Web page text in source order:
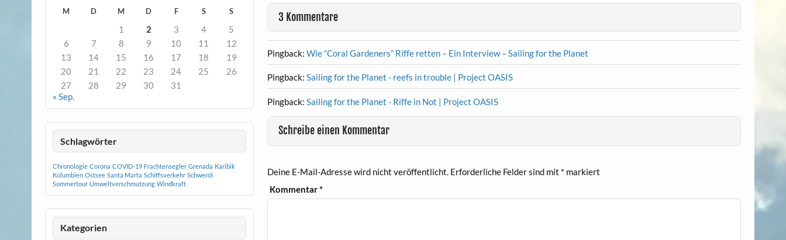
3 Kommentare
Pingback: Wie “Coral Gardeners” Riffe retten – Ein Interview – Sailing for the Planet
Pingback: Sailing for the Planet - reefs in trouble | Project OASIS
Pingback: Sailing for the Planet - Riffe in Not | Project OASIS
Schreibe einen Kommentar
Deine E-Mail-Adresse wird nicht veröffentlicht. Erforderliche Felder sind mit * markiert
Kommentar*
M D M D F S S
1 2 3 4
5
6
7 8 9 10 11
12
13
14 15 16 17 18
19
20
21 22 23 24 25
26
27
28 29 30
31
« Sep.
Schlagwörter
Chronologie Corona COVID-19 Frachtensegler Grenada Karibik
Kolumbien Ostsee Santa Marta Schiffsverkehr Schweröl
Sommertour Umweltverschmutzung Windkraft
Kategorien